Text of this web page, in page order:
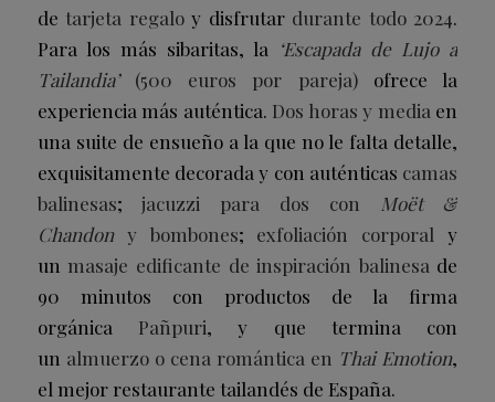
de tarjeta regaloy disfrutar durante todo 2024.
Para los más sibaritas, la ‘Escapada de Lujo a
Tailandia’(500 euros por pareja)ofrece la
experiencia más auténtica. Dos horas y media en
una suite de ensueño a la que no le falta detalle,
exquisitamente decorada y con auténticas camas
balinesas;jacuzzi para dos con
Moët &
Chandony bombones; exfoliación corporal y
un masaje edificante de inspiración balinesa de
90 minutos con productos de la firma
orgánica Pañpuri, y que termina con
un almuerzo o cena romántica en Thai Emotion,
el mejor restaurante tailandés de España.